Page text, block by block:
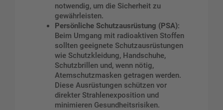
notwendig, um die Sicherheit zu
gewährleisten.
Persönliche Schutzausrüstung (PSA):
Beim Umgang mit radioaktiven Stoffen
sollten geeignete Schutzausrüstungen
wie Schutzkleidung, Handschuhe,
Schutzbrillen und, wenn nötig,
Atemschutzmasken getragen werden.
Diese Ausrüstungen schützen vor
direkter Strahlenexposition und
minimieren Gesundheitsrisiken.